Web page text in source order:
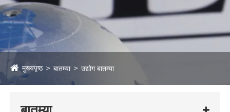
मुख्यपृष्ठ बातम्या उद्योग बातम्या